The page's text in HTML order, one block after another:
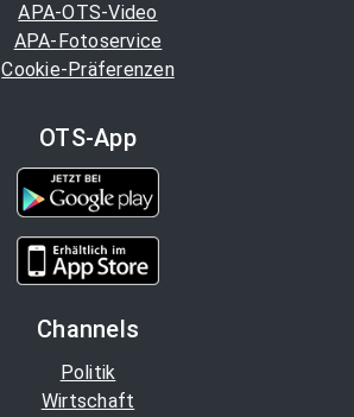
APA-OTS-Video
APA-Fotoservice
Cookie-Präferenzen
OTS-App
Channels
Politik
Wirtschaft